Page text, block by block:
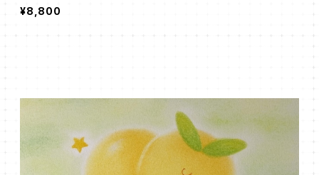
¥8,800